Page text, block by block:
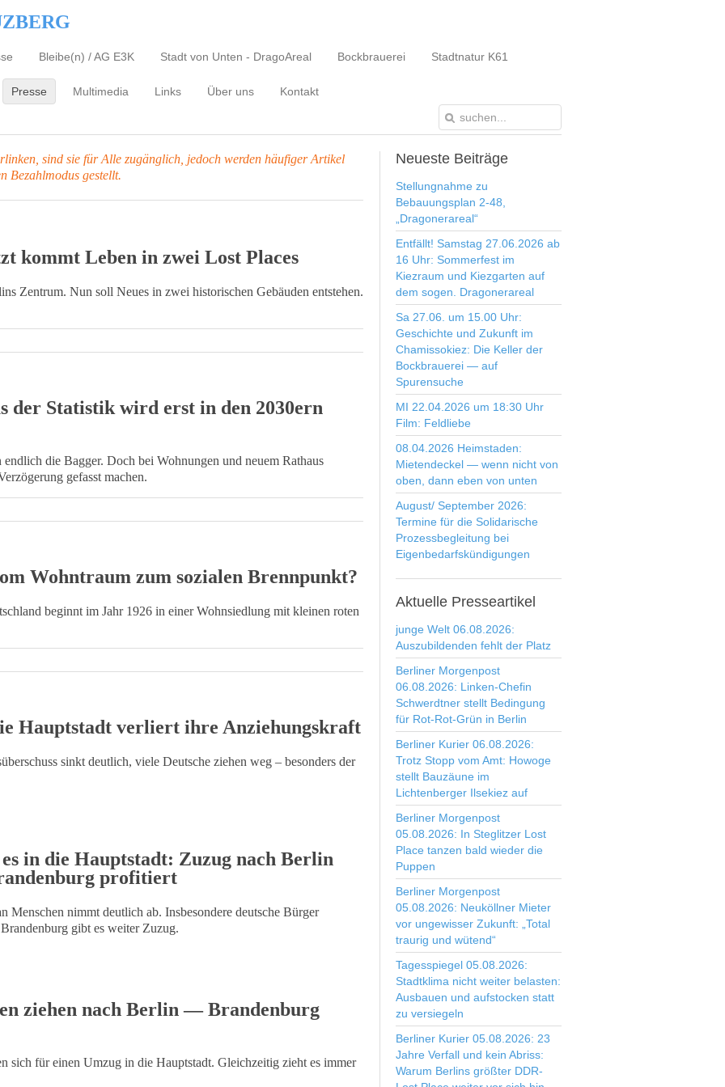
Bleibe(n) / AG E3K Stadt von Unten - DragoAreal Bockbrauerei Stadtnatur K61
Presse Multimedia Links Über uns Kontakt
sind sie für Alle zugänglich, jedoch werden häufiger Artikel
Bezahlmodus gestellt.
kommt Leben in zwei Lost Places
Zentrum. Nun soll Neues in zwei historischen Gebäuden entstehen.
der Statistik wird erst in den 2030ern
die Bagger. Doch bei Wohnungen und neuem Rathaus
gefasst machen.
Wohntraum zum sozialen Brennpunkt?
beginnt im Jahr 1926 in einer Wohnsiedlung mit kleinen roten
Hauptstadt verliert ihre Anziehungskraft
sinkt deutlich, viele Deutsche ziehen weg – besonders der
in die Hauptstadt: Zuzug nach Berlin
profitiert
Menschen nimmt deutlich ab. Insbesondere deutsche Bürger
gibt es weiter Zuzug.
ziehen nach Berlin — Brandenburg
sich für einen Umzug in die Hauptstadt. Gleichzeitig zieht es immer
Neueste Beiträge
Stellungnahme zu
Bebauungsplan 2-48,
„Dragonerareal“
Entfällt! Samstag 27.06.2026 ab
16 Uhr: Sommerfest im
Kiezraum und Kiezgarten auf
dem sogen. Dragonerareal
Sa 27.06. um 15.00 Uhr:
Geschichte und Zukunft im
Chamissokiez: Die Keller der
Bockbrauerei — auf
Spurensuche
MI 22.04.2026 um 18:30 Uhr
Film: Feldliebe
08.04.2026 Heimstaden:
Mietendeckel — wenn nicht von
oben, dann eben von unten
August/ September 2026:
Termine für die Solidarische
Prozessbegleitung bei
Eigenbedarfskündigungen
Aktuelle Presseartikel
junge Welt 06.08.2026:
Auszubildenden fehlt der Platz
Berliner Morgenpost
06.08.2026: Linken-Chefin
Schwerdtner stellt Bedingung
für Rot-Rot-Grün in Berlin
Berliner Kurier 06.08.2026:
Trotz Stopp vom Amt: Howoge
stellt Bauzäune im
Lichtenberger Ilsekiez auf
Berliner Morgenpost
05.08.2026: In Steglitzer Lost
Place tanzen bald wieder die
Puppen
Berliner Morgenpost
05.08.2026: Neuköllner Mieter
vor ungewisser Zukunft: „Total
traurig und wütend“
Tagesspiegel 05.08.2026:
Stadtklima nicht weiter belasten:
Ausbauen und aufstocken statt
zu versiegeln
Berliner Kurier 05.08.2026: 23
Jahre Verfall und kein Abriss:
Warum Berlins größter DDR-